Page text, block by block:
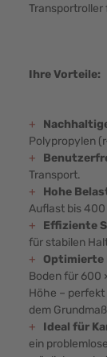
Transportroller
Ihre Vorteile:
+
Polypropylen
+
Transport.
+
Hohe
Auflast bis
+
Effiziente
für stabilen
+
Boden für 600
Höhe –
dem
+
Ideal für
ein